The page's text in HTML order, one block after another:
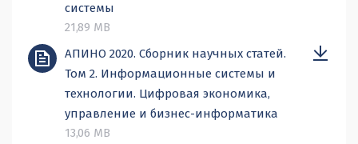
системы
21,89 MB
АПИНО 2020. Сборник научных статей.
Том 2. Информационные системы и
технологии. Цифровая экономика,
управление и бизнес-информатика
13,06 MB